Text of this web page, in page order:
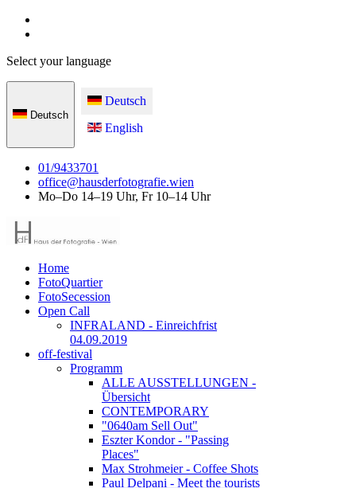
Select your language
Deutsch
Deutsch
English
01/9433701
office@hausderfotografie.wien
Mo–Do 14–19 Uhr, Fr 10–14 Uhr
Home
FotoQuartier
FotoSecession
Open Call
INFRALAND - Einreichfrist
04.09.2019
off-festival
Programm
ALLE AUSSTELLUNGEN -
Übersicht
CONTEMPORARY
"0640am Sell Out"
Eszter Kondor - "Passing
Places"
Max Strohmeier - Coffee Shots
Paul Delpani - Meet the tourists